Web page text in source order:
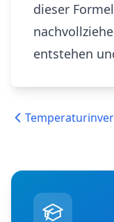
dieser
entstehen